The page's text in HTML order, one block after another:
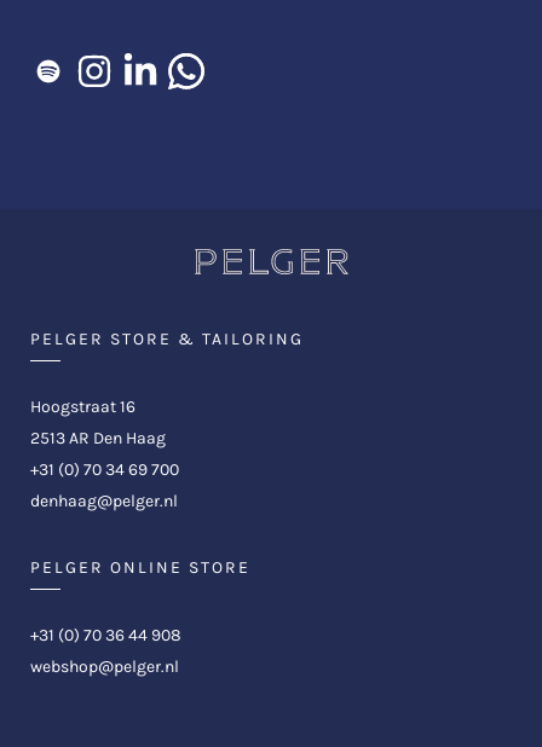
PELGER STORE & TAILORING
Hoogstraat 16
2513 AR Den Haag
+31 (0) 70 34 69 700
denhaag@pelger.nl
PELGER ONLINE STORE
+31 (0) 70 36 44 908
webshop@pelger.nl